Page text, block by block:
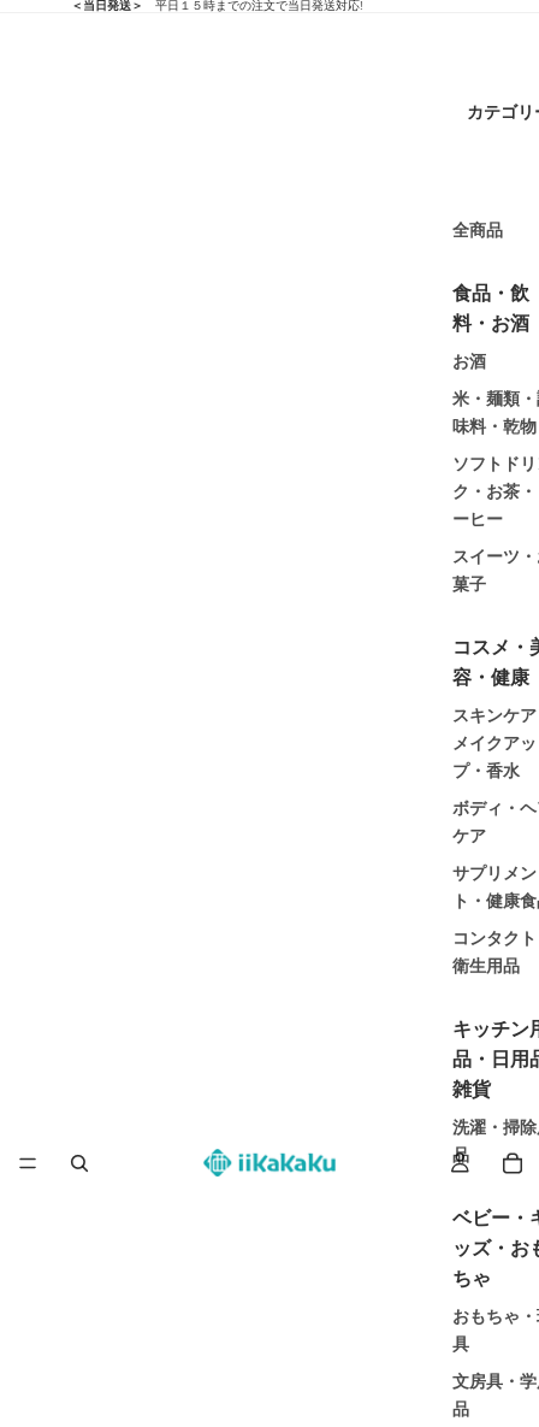
＜当日発送＞ 平日１５時までの注文で当日発送対応!
カテゴリ
全商品
食品・飲
料・お酒
お酒
米・麺類
味料・乾物
ソフトド
ク・お茶
ーヒー
スイーツ
菓子
コスメ・
容・健康
スキンケ
メイクアッ
プ・香水
ボディ・
ケア
サプリメン
ト・健康
コンタク
衛生用品
キッチン
品・日用
雑貨
洗濯・掃
品
ベビー・
ッズ・お
ちゃ
おもちゃ
具
文房具・
品